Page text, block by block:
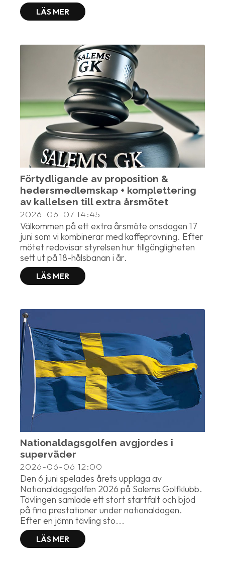
LÄS MER
Förtydligande av proposition &
hedersmedlemskap + komplettering
av kallelsen till extra årsmötet
2026-06-07 14:45
Välkommen på ett extra årsmöte onsdagen 17
juni som vi kombinerar med kaffeprovning. Efter
mötet redovisar styrelsen hur tillgängligheten
sett ut på 18-hålsbanan i år.
LÄS MER
Nationaldagsgolfen avgjordes i
superväder
2026-06-06 12:00
Den 6 juni spelades årets upplaga av
Nationaldagsgolfen 2026 på Salems Golfklubb.
Tävlingen samlade ett stort startfält och bjöd
på fina prestationer under nationaldagen.
Efter en jämn tävling sto...
LÄS MER